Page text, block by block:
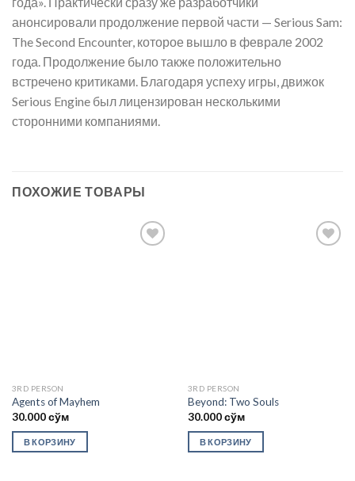
анонсировали продолжение первой части — Serious Sam:
The Second Encounter, которое вышло в феврале 2002
года. Продолжение было также положительно
встречено критиками. Благодаря успеху игры, движок
Serious Engine был лицензирован несколькими
сторонними компаниями.
ПОХОЖИЕ ТОВАРЫ
3RD PERSON
Agents of Mayhem
30.000сўм
В КОРЗИНУ
3RD PERSON
Beyond: Two Souls
30.000сўм
В КОРЗИНУ